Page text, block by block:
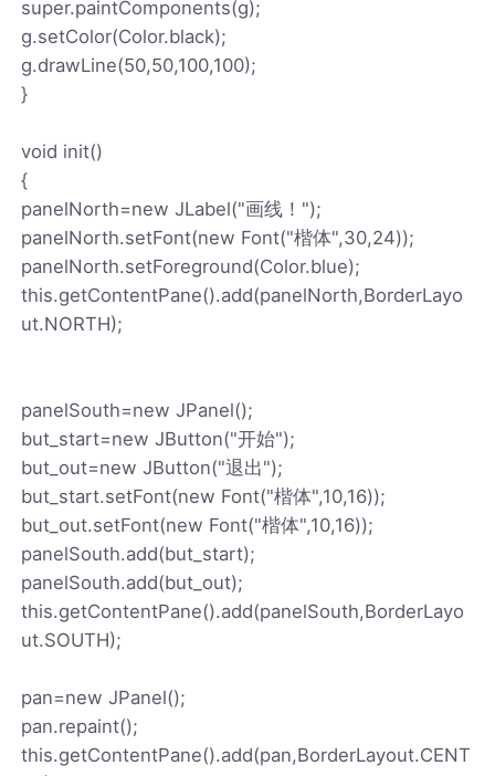
super.paintComponents(g);
g.setColor(Color.black);
g.drawLine(50,50,100,100);
}
void init()
{
panelNorth=new JLabel("画线！");
panelNorth.setFont(new Font("楷体",30,24));
panelNorth.setForeground(Color.blue);
this.getContentPane().add(panelNorth,BorderLayo
ut.NORTH);
panelSouth=new JPanel();
but_start=new JButton("开始");
but_out=new JButton("退出");
but_start.setFont(new Font("楷体",10,16));
but_out.setFont(new Font("楷体",10,16));
panelSouth.add(but_start);
panelSouth.add(but_out);
this.getContentPane().add(panelSouth,BorderLayo
ut.SOUTH);
pan=new JPanel();
pan.repaint();
this.getContentPane().add(pan,BorderLayout.CENT